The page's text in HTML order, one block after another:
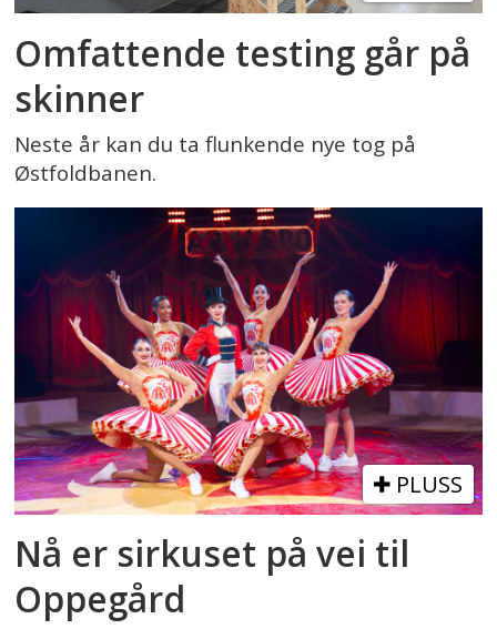
Omfattende testing går på
skinner
Neste år kan du ta flunkende nye tog på
Østfoldbanen.
PLUSS
Nå er sirkuset på vei til
Oppegård